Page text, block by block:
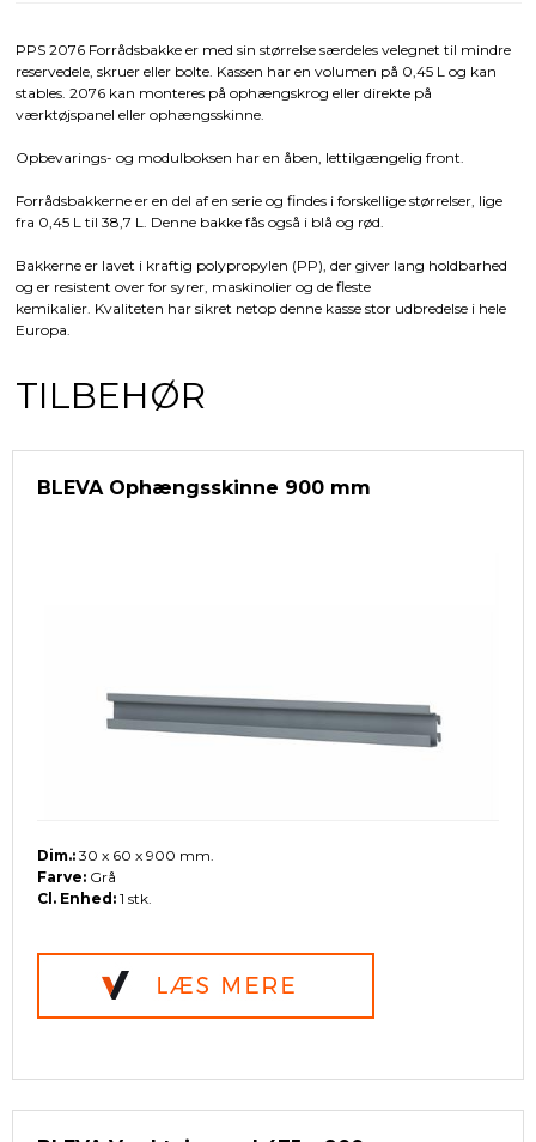
PPS 2076 Forrådsbakke er med sin størrelse særdeles velegnet til mindre
reservedele, skruer eller bolte. Kassen har en volumen på 0,45 L og kan
stables. 2076 kan monteres på ophængskrog eller direkte på
værktøjspanel eller ophængsskinne.
Opbevarings- og modulboksen har en åben, lettilgængelig front.
Forrådsbakkerne er en del af en serie og findes i forskellige størrelser, lige
fra 0,45 L til 38,7 L. Denne bakke fås også i blå og rød.
Bakkerne er lavet i kraftig polypropylen (PP), der giver lang holdbarhed
og er resistent over for syrer, maskinolier og de fleste
kemikalier. Kvaliteten har sikret netop denne kasse stor udbredelse i hele
Europa.
TILBEHØR
BLEVA Ophængsskinne 900 mm
Dim.: 30 x 60 x 900 mm.
Farve: Grå
Cl. Enhed: 1 stk.